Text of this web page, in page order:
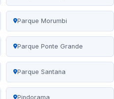
Parque Morumbi
Parque Ponte Grande
Parque Santana
Pindorama